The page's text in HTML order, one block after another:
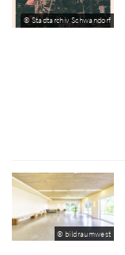
© Stadtarchiv Schwandorf
© bildraumwest